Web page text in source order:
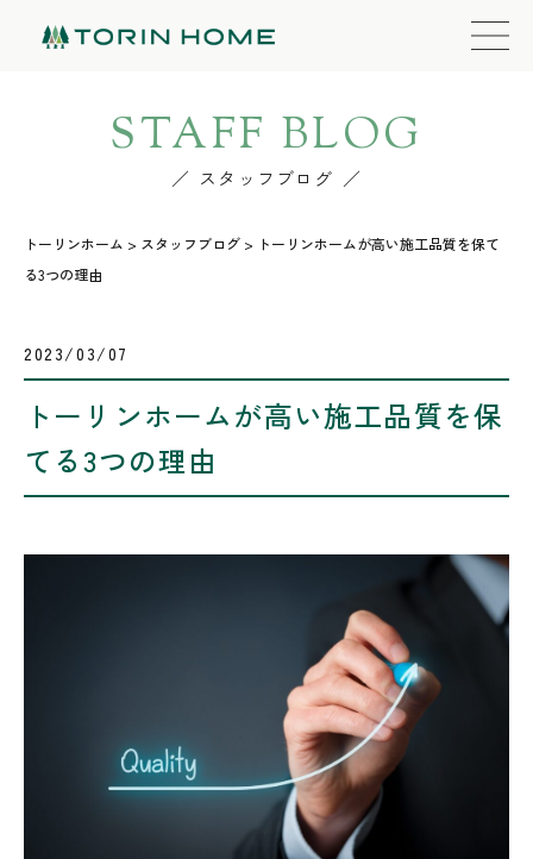
STAFF BLOG
スタッフブログ
トーリンホーム > スタッフブログ > トーリンホームが高い施工品質を保て
る3つの理由
2023/03/07
トーリンホームが高い施工品質を保
てる3つの理由